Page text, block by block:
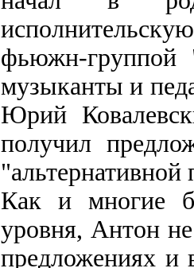
фьюжн-группой
музыканты и
Юрий
получил
Как и многие
уровня, Антон
предложениях и